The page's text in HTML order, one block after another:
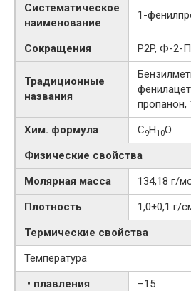
Систематическое
наименование
1-​
Сокращения P2P, Ф-2-
Традиционные
названия
Хим. формула
C9H10O
Физические свойства
Молярная масса
134,18 г/
Плотность
1,0±0,1 г/
Термические свойства
Температура
• плавления
−15